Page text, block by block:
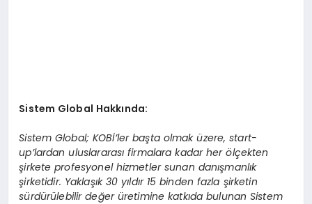
Sistem Global Hakkında:
Sistem Global; KOBİ’ler başta olmak üzere, start-
up’lardan uluslararası firmalara kadar herölçekten
şirkete profesyonel hizmetler sunan danışmanlık
şirketidir. Yaklaşık 30 yıldır 15 binden fazla şirketin
sürdürülebilir değer üretimine katkıda bulunan Sistem